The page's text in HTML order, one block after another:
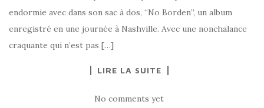
endormie avec dans son sac à dos, “No Borden”, un album
enregistré en une journée à Nashville. Avec une nonchalance
craquante qui n’est pas […]
LIRE LA SUITE
No comments yet